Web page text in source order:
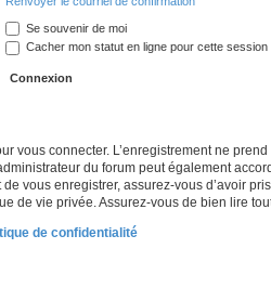
Se souvenir de moi
Cacher mon statut en ligne pour cette session
vous connecter. L’enregistrement ne
du forum peut également
vous enregistrer, assurez-vous d’avoir
de vie privée. Assurez-vous de bien lire
de confidentialité